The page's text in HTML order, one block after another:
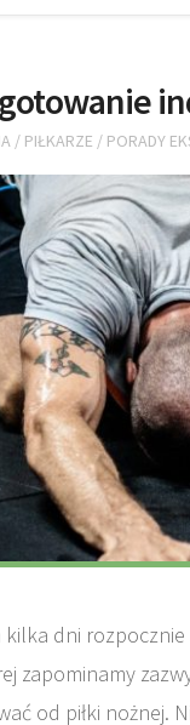
/ PIŁKARZE / PORADY
kilka dni
zapominamy
od piłki nożnej.